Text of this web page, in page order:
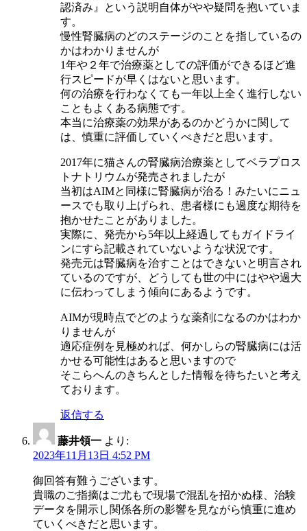
認済み』という説明自体がやや疑問を抱いていま
す。
慢性腎臓病のどのステージのことを指しているの
かはわかりませんが
1年や２年で治療薬としての評価ができるほど進
行スピードが早くはないと思います。
何の治療を行わなくても一年以上全く進行しない
こともよくある病態です。
本当に治療薬の効果があるのかどうかに関して
は、慎重に評価していくべきだと思います。
2017年に猫さんの腎臓病治療薬としてベラプロス
トナトリウムが発売されましたが
当初はAIMと同様に腎臓病が治る！みたいにニュ
ースでも取り上げられ、患者様にも過度な期待を
抱かせたことがありました。
実際に、発売から5年以上経過してもガイドライ
ンにすら記載されていないような状況です。
発売元は腎臓病を治すことはできないと明言され
ているのですが、どうしても世の中にはやや過大
に伝わってしまう傾向にあるようです。
AIMが現時点でどのような薬剤になるのかはわか
りませんが
適応症例を見極めれば、何かしらの腎臓病には活
かせる可能性はあると思いますので
そこらへんのきちんとした情報を待ちたいと考え
ております。
返信する
藤井領一 より:
2023年11月13日 4:52 PM
御回答有難うございます。
貴職のご指摘はご尤もで現場で混乱を招かぬ様、治験
データを開示し関係各所の影響を見ながら慎重に進め
ていくべきだと思います。